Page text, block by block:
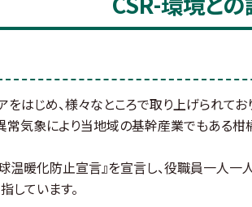
をはじめ、様々なところで取り上げられて
常気象により当地域の基幹産業でもある
温暖化防止宣言』を宣言し、役職員一人一
しています。